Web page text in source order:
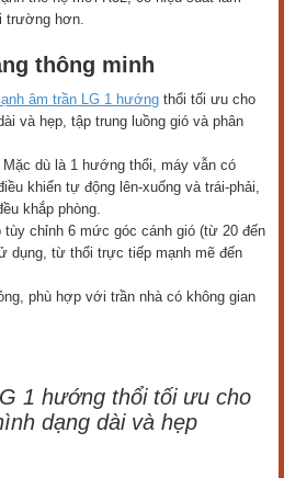
trường hơn.
thông minh
âm trần LG 1 hướng thổi tối ưu cho
và hẹp, tập trung luồng gió và phân
dù là 1 hướng thổi, máy vẫn có
khiển tự động lên-xuống và trái-phải,
khắp phòng.
tùy chỉnh 6 mức góc cánh gió (từ 20 đến
dụng, từ thổi trực tiếp mạnh mẽ đến
phù hợp với trần nhà có không gian
1 hướng thổi tối ưu cho
dạng dài và hẹp